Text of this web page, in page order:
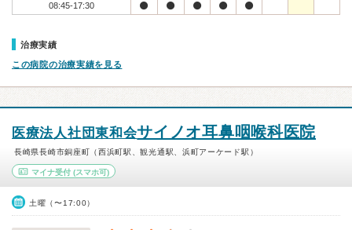
08:45-17:30
治療実績
この病院の治療実績を見る
医療法人社団東和会サイノオ耳鼻咽喉科医院
長崎県長崎市銅座町（西浜町駅、観光通駅、浜町アーケード駅）
マイナ受付 (スマホ可)
土曜（〜17:00）